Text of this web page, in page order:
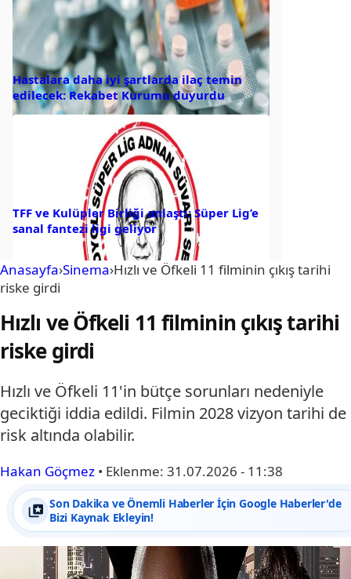
Hastalara daha iyi şartlarda ilaç temin
edilecek: Rekabet Kurumu duyurdu
TFF ve Kulüpler Birliği anlaştı: Süper Lig’e
sanal fantezi ligi geliyor
Anasayfa›Sinema›Hızlı ve Öfkeli 11 filminin çıkış tarihi
riske girdi
Hızlı ve Öfkeli 11 filminin çıkış tarihi
riske girdi
Hızlı ve Öfkeli 11'in bütçe sorunları nedeniyle
geciktiği iddia edildi. Filmin 2028 vizyon tarihi de
risk altında olabilir.
Hakan Göçmez • Eklenme: 31.07.2026 - 11:38
Son Dakika ve Önemli Haberler İçin Google Haberler'de
Bizi Kaynak Ekleyin!